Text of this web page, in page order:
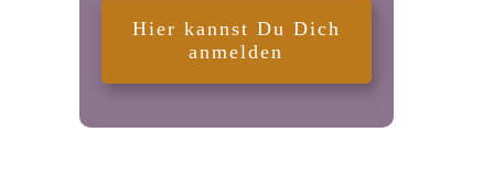
Hier kannst Du Dich
anmelden